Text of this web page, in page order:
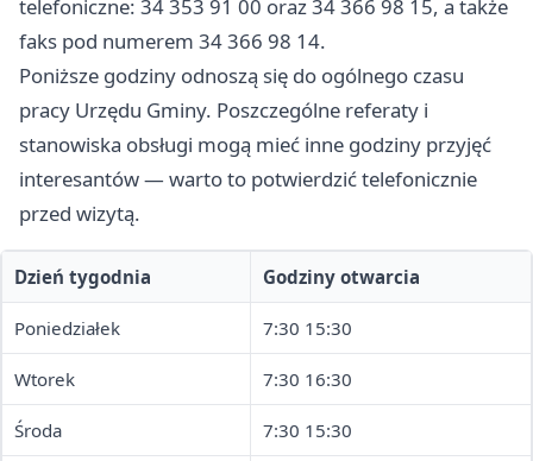
telefoniczne: 34 353 91 00 oraz 34 366 98 15, a także
faks pod numerem 34 366 98 14.
Poniższe godziny odnoszą się do ogólnego czasu
pracy Urzędu Gminy. Poszczególne referaty i
stanowiska obsługi mogą mieć inne godziny przyjęć
interesantów — warto to potwierdzić telefonicznie
przed wizytą.
Dzień tygodnia Godziny otwarcia
Poniedziałek 7:30 15:30
Wtorek 7:30 16:30
Środa 7:30 15:30